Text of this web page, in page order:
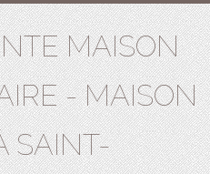
MAISON
- MAISON
SAINT-